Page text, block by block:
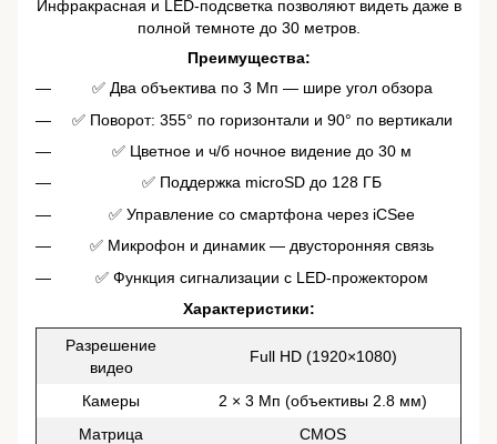
Инфракрасная и LED-подсветка позволяют видеть даже в
полной темноте до 30 метров.
Преимущества:
✅ Два объектива по 3 Мп — шире угол обзора
✅ Поворот: 355° по горизонтали и 90° по вертикали
✅ Цветное и ч/б ночное видение до 30 м
✅ Поддержка microSD до 128 ГБ
✅ Управление со смартфона через iCSee
✅ Микрофон и динамик — двусторонняя связь
✅ Функция сигнализации с LED-прожектором
Характеристики:
Разрешение
видео
Full HD (1920×1080)
Камеры
2 × 3 Мп (объективы 2.8 мм)
Матрица
CMOS